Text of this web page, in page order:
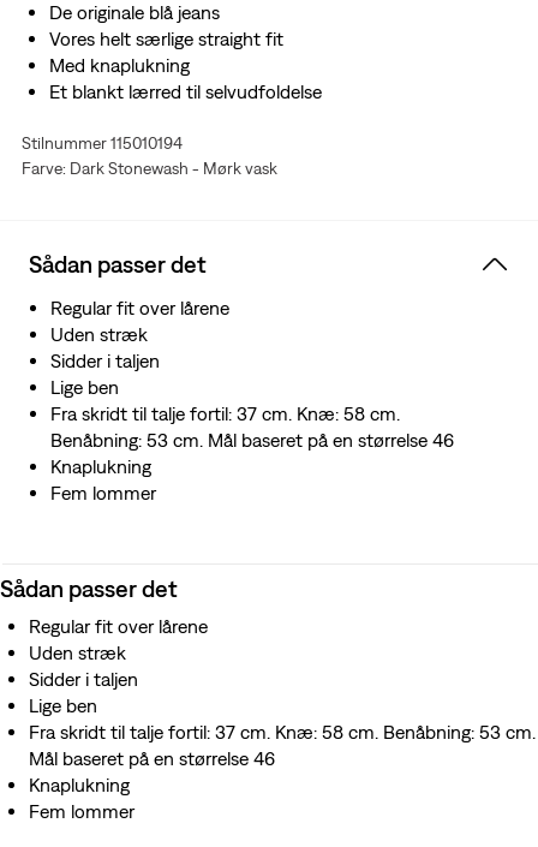
De originale blå jeans
Vores helt særlige straight fit
Med knaplukning
Et blankt lærred til selvudfoldelse
Designet i denim uden stræk
Stilnummer 115010194
Farve: Dark Stonewash - Mørk vask
Sådan passer det
Regular fit over lårene
Uden stræk
Sidder i taljen
Lige ben
Fra skridt til talje fortil: 37 cm. Knæ: 58 cm.
Benåbning: 53 cm. Mål baseret på en størrelse 46
Knaplukning
Fem lommer
Sådan passer det
Regular fit over lårene
Uden stræk
Sidder i taljen
Lige ben
Fra skridt til talje fortil: 37 cm. Knæ: 58 cm. Benåbning: 53 cm.
Mål baseret på en størrelse 46
Knaplukning
Fem lommer